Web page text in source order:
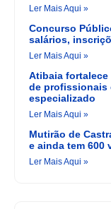
Ler Mais Aqui »
Concurso
salários,
Ler Mais Aqui »
Atibaia
de profissionais
especializado
Ler Mais Aqui »
Mutirão de
e ainda tem 600
Ler Mais Aqui »